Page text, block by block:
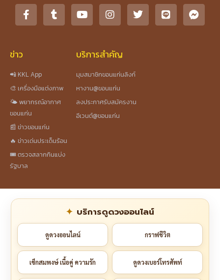
ข่าว
📲 KKL App
🎨 เครื่องมือแต่งภาพ
🌤️ พยากรณ์อากาศ
ขอนแก่น
📰 ข่าวขอนแก่น
🔥 ข่าวเด่นประเด็นร้อน
🎟️ ตรวจสลากกินแบ่ง
รัฐบาล
บริการสำคัญ
มุมสมาชิกขอนแก่นลิงก์
หางาน@ขอนแก่น
ลงประกาศรับสมัครงาน
อีเวนต์@ขอนแก่น
บริการดูดวงออนไลน์
ดูดวงออนไลน์ กราฟชีวิต
เช็กสมพงษ์ เนื้อคู่ ความรัก ดูดวงเบอร์โทรศัพท์